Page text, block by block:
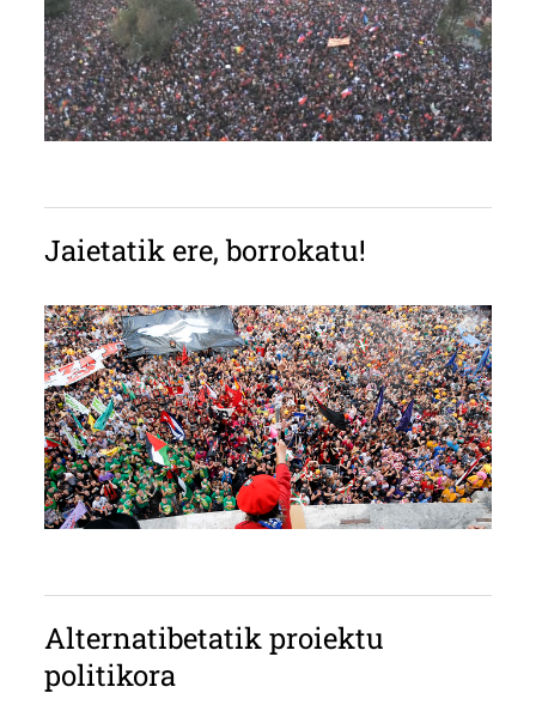
Jaietatik ere, borrokatu!
Alternatibetatik proiektu
politikora